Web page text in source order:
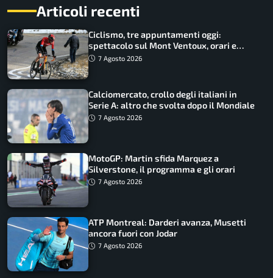
Articoli recenti
Ciclismo, tre appuntamenti oggi:
spettacolo sul Mont Ventoux, orari e
come vederli
7 Agosto 2026
Calciomercato, crollo degli italiani in
Serie A: altro che svolta dopo il Mondiale
7 Agosto 2026
MotoGP: Martin sfida Marquez a
Silverstone, il programma e gli orari
7 Agosto 2026
ATP Montreal: Darderi avanza, Musetti
ancora fuori con Jodar
7 Agosto 2026